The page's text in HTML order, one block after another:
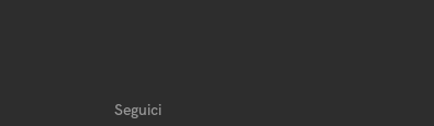
Seguici